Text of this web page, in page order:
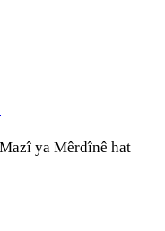
ya Mêrdînê hat